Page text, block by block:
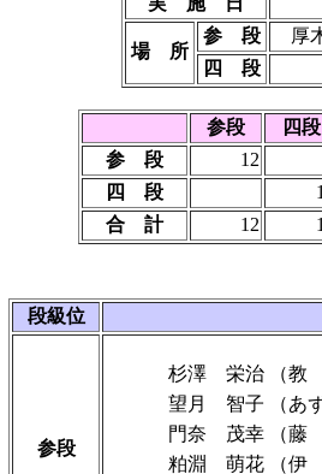
場 所
参 段
厚
四 段
参段
四段
参 段
12
四 段
合 計
12
段級位
参段
杉澤 栄治
（
望月 智子
（あ
門奈 茂幸
（
粕淵 萌花
（